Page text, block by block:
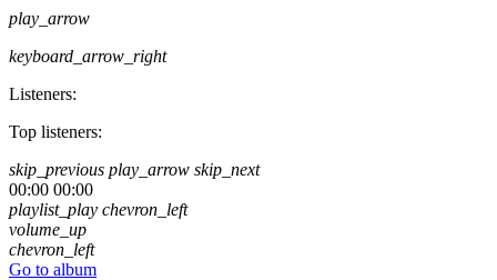
play_arrow
keyboard_arrow_right
Listeners:
Top listeners:
skip_previous play_arrow skip_next
00:00 00:00
playlist_play chevron_left
volume_up
chevron_left
Go to album